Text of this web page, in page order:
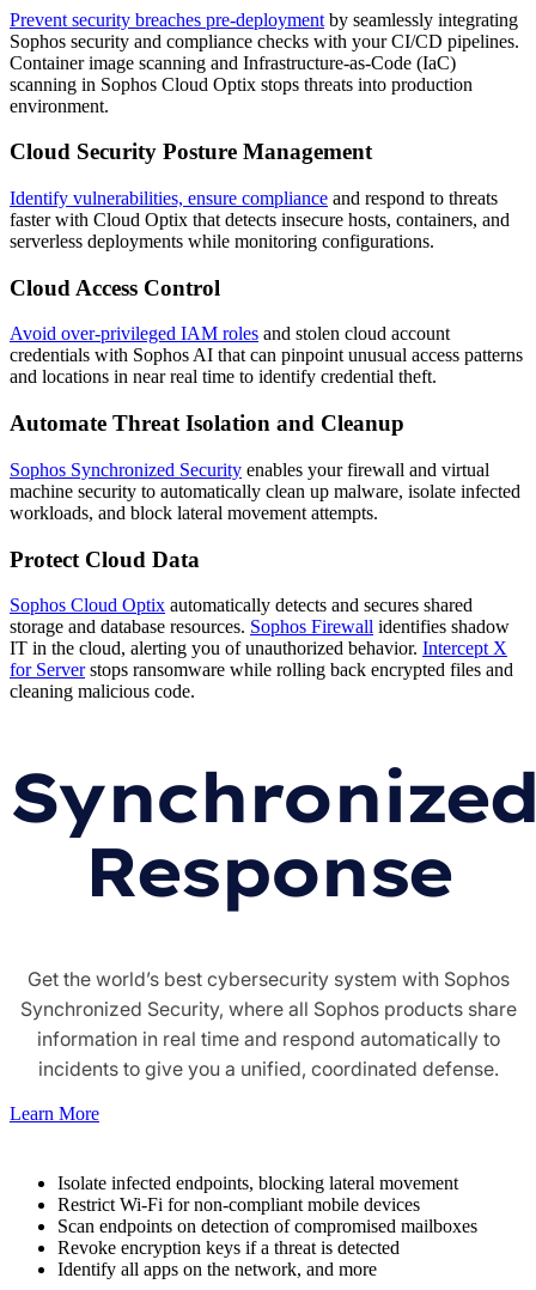
Prevent security breaches pre-deployment by seamlessly integrating
Sophos security and compliance checks with your CI/CD pipelines.
Container image scanning and Infrastructure-as-Code (IaC)
scanning in Sophos Cloud Optix stops threats into production
environment.
Cloud Security Posture Management
Identify vulnerabilities, ensure compliance and respond to threats
faster with Cloud Optix that detects insecure hosts, containers, and
serverless deployments while monitoring configurations.
Cloud Access Control
Avoid over-privileged IAM roles and stolen cloud account
credentials with Sophos AI that can pinpoint unusual access patterns
and locations in near real time to identify credential theft.
Automate Threat Isolation and Cleanup
Sophos Synchronized Security enables your firewall and virtual
machine security to automatically clean up malware, isolate infected
workloads, and block lateral movement attempts.
Protect Cloud Data
Sophos Cloud Optix automatically detects and secures shared
storage and database resources. Sophos Firewall identifies shadow
IT in the cloud, alerting you of unauthorized behavior. Intercept X
for Serverstops ransomware while rolling back encrypted files and
cleaning malicious code.
Response
Get the world’s best cybersecurity system with Sophos
Synchronized Security, where all Sophos products share
information in real time and respond automatically to
incidents to give you a unified, coordinated defense.
Learn More
Isolate infected endpoints, blocking lateral movement
Restrict Wi-Fi for non-compliant mobile devices
Scan endpoints on detection of compromised mailboxes
Revoke encryption keys if a threat is detected
Identify all apps on the network, and more